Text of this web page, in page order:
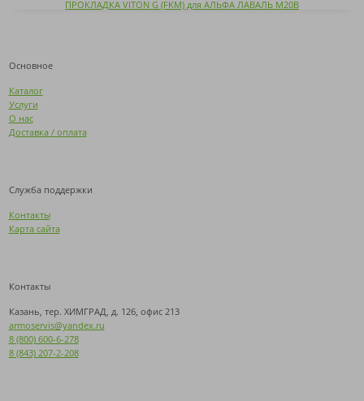
ПРОКЛАДКА VITON G (FKM) для АЛЬФА ЛАВАЛЬ M20B
Основное
Каталог
Услуги
О нас
Доставка / оплата
Служба поддержки
Контакты
Карта сайта
Контакты
Казань, тер. ХИМГРАД, д. 126, офис 213
armoservis@yandex.ru
8 (800) 600-6-278
8 (843) 207-2-208